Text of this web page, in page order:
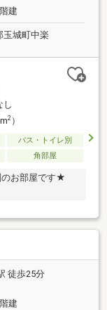
建
玉城町中楽
し
2）
バス・トイレ別
角部屋
のお部屋です★
徒歩25分
建